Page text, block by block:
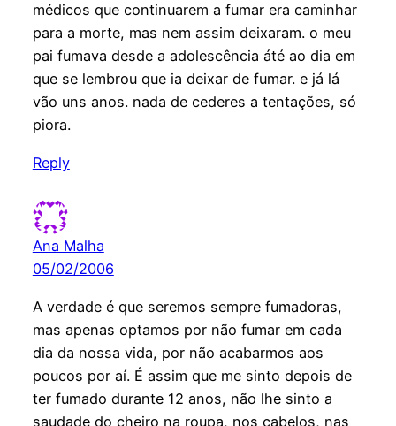
médicos que continuarem a fumar era caminhar
para a morte, mas nem assim deixaram. o meu
pai fumava desde a adolescência áté ao dia em
que se lembrou que ia deixar de fumar. e já lá
vão uns anos. nada de cederes a tentações, só
piora.
Reply
Ana Malha
05/02/2006
A verdade é que seremos sempre fumadoras,
mas apenas optamos por não fumar em cada
dia da nossa vida, por não acabarmos aos
poucos por aí. É assim que me sinto depois de
ter fumado durante 12 anos, não lhe sinto a
saudade do cheiro na roupa, nos cabelos, nas